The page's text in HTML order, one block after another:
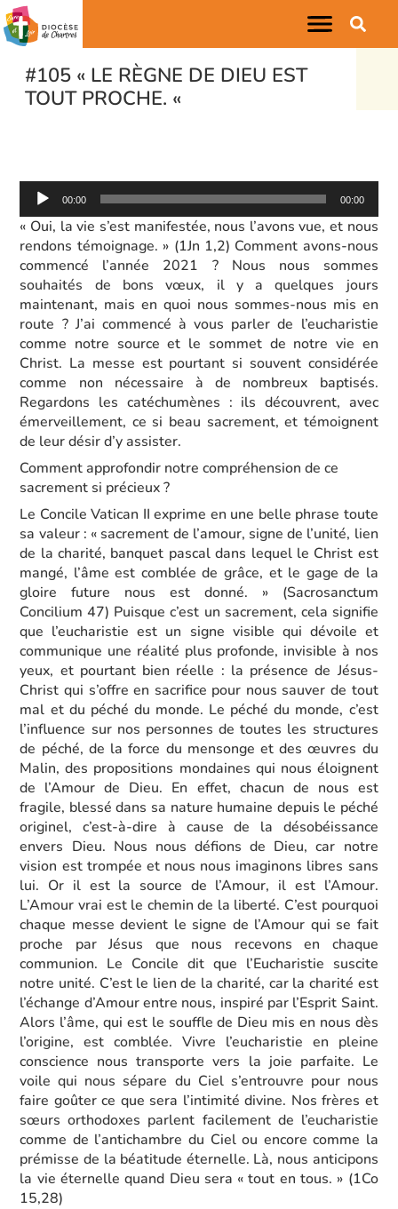
#105 « LE RÈGNE DE DIEU EST
TOUT PROCHE. «
Lecteur
audio
00:00 00:00
« Oui, la vie s’est manifestée, nous l’avons vue, et nous
rendons témoignage. » (1Jn 1,2) Comment avons-nous
commencé l’année 2021 ? Nous nous sommes
souhaités de bons vœux, il y a quelques jours
maintenant, mais en quoi nous sommes-nous mis en
route ? J’ai commencé à vous parler de l’eucharistie
comme notre source et le sommet de notre vie en
Christ. La messe est pourtant si souvent considérée
comme non nécessaire à de nombreux baptisés.
Regardons les catéchumènes : ils découvrent, avec
émerveillement, ce si beau sacrement, et témoignent
de leur désir d’y assister.
Comment approfondir notre compréhension de ce
sacrement si précieux ?
Le Concile Vatican II exprime en une belle phrase toute
sa valeur : « sacrement de l’amour, signe de l’unité, lien
de la charité, banquet pascal dans lequel le Christ est
mangé, l’âme est comblée de grâce, et le gage de la
gloire future nous est donné. » (Sacrosanctum
Concilium 47) Puisque c’est un sacrement, cela signifie
que l’eucharistie est un signe visible qui dévoile et
communique une réalité plus profonde, invisible à nos
yeux, et pourtant bien réelle : la présence de Jésus-
Christ qui s’offre en sacrifice pour nous sauver de tout
mal et du péché du monde. Le péché du monde, c’est
l’influence sur nos personnes de toutes les structures
de péché, de la force du mensonge et des œuvres du
Malin, des propositions mondaines qui nous éloignent
de l’Amour de Dieu. En effet, chacun de nous est
fragile, blessé dans sa nature humaine depuis le péché
originel, c’est-à-dire à cause de la désobéissance
envers Dieu. Nous nous défions de Dieu, car notre
vision est trompée et nous nous imaginons libres sans
lui. Or il est la source de l’Amour, il est l’Amour.
L’Amour vrai est le chemin de la liberté. C’est pourquoi
chaque messe devient le signe de l’Amour qui se fait
proche par Jésus que nous recevons en chaque
communion. Le Concile dit que l’Eucharistie suscite
notre unité. C’est le lien de la charité, car la charité est
l’échange d’Amour entre nous, inspiré par l’Esprit Saint.
Alors l’âme, qui est le souffle de Dieu mis en nous dès
l’origine, est comblée. Vivre l’eucharistie en pleine
conscience nous transporte vers la joie parfaite. Le
voile qui nous sépare du Ciel s’entrouvre pour nous
faire goûter ce que sera l’intimité divine. Nos frères et
sœurs orthodoxes parlent facilement de l’eucharistie
comme de l’antichambre du Ciel ou encore comme la
prémisse de la béatitude éternelle. Là, nous anticipons
la vie éternelle quand Dieu sera « tout en tous. » (1Co
15,28)